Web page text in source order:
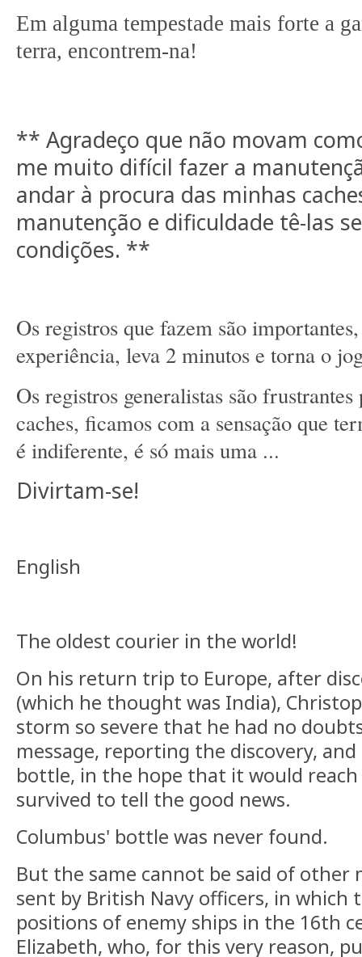
Em alguma tempestade mais forte a
terra, encontrem-na!
** Agradeço que não movam
me muito difícil fazer a
andar à procura das minhas
manutenção e dificuldade tê-las
condições. **
Os registros que fazem são
experiência, leva 2 minutos e torna o
Os registros generalistas são frustrantes
caches, ficamos com a sensação que
é indiferente, é só mais uma ...
Divirtam-se!
English
The oldest courier in the world!
On his return trip to Europe, after
(which he thought was India),
storm so severe that he had no
message, reporting the discovery,
bottle, in the hope that it would
survived to tell the good news.
Columbus' bottle was never found.
But the same cannot be said of other
sent by British Navy officers, in which
positions of enemy ships in the 16th
Elizabeth, who, for this very reason,